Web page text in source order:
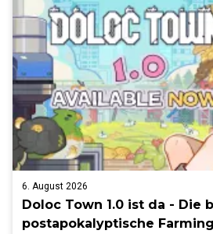
6. August 2026
Doloc Town 1.0 ist da - Die
postapokalyptische